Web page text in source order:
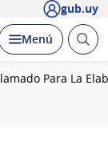
gub.uy
Desplegar
Menú Abrir
Para La